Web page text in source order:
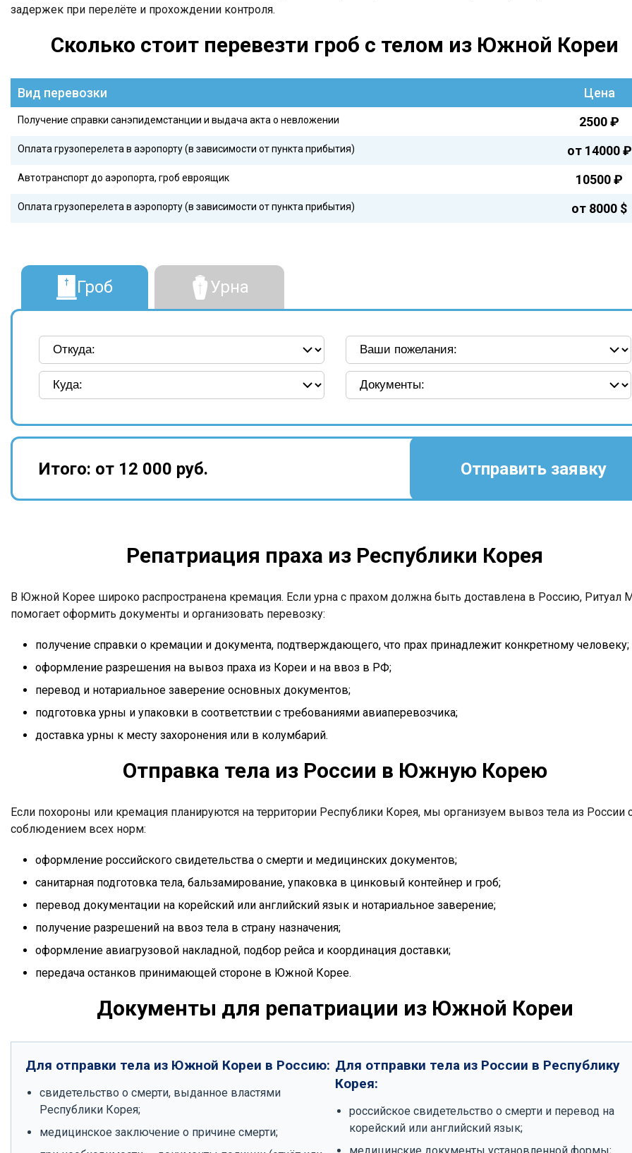
задержек при перелёте и прохождении контроля.
Сколько стоит перевезти гроб с телом из Южной Кореи
Вид перевозки Цена
Получение справки санэпидемстанции и выдача акта о невложении 2500 ₽
Оплата грузоперелета в аэропорту (в зависимости от пункта прибытия) от 14000 ₽
Автотранспорт до аэропорта, гроб евроящик 10500 ₽
Оплата грузоперелета в аэропорту (в зависимости от пункта прибытия) от 8000 $
Гроб Урна
Итого: от 12 000 руб. Отправить заявку
Репатриация праха из Республики Корея
В Южной Корее широко распространена кремация. Если урна с прахом должна быть доставлена в Россию, Ритуал
помогает оформить документы и организовать перевозку:
получение справки о кремации и документа, подтверждающего, что прах принадлежит конкретному человеку;
оформление разрешения на вывоз праха из Кореи и на ввоз в РФ;
перевод и нотариальное заверение основных документов;
подготовка урны и упаковки в соответствии с требованиями авиаперевозчика;
доставка урны к месту захоронения или в колумбарий.
Отправка тела из России в Южную Корею
Если похороны или кремация планируются на территории Республики Корея, мы организуем вывоз тела из России
соблюдением всех норм:
оформление российского свидетельства о смерти и медицинских документов;
санитарная подготовка тела, бальзамирование, упаковка в цинковый контейнер и гроб;
перевод документации на корейский или английский язык и нотариальное заверение;
получение разрешений на ввоз тела в страну назначения;
оформление авиагрузовой накладной, подбор рейса и координация доставки;
передача останков принимающей стороне в Южной Корее.
Документы для репатриации из Южной Кореи
Для отправки тела из Южной Кореи в Россию:
свидетельство о смерти, выданное властями
Республики Корея;
медицинское заключение о причине смерти;
Для отправки тела из России в Республику
Корея:
российское свидетельство о смерти и перевод на
корейский или английский язык;